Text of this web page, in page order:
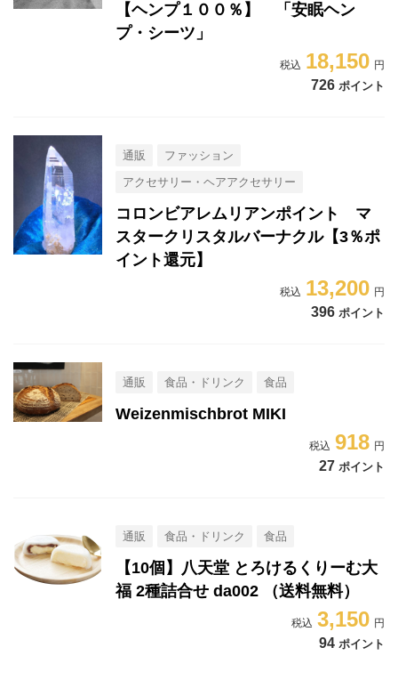
【ヘンプ１００％】 「安眠ヘン
プ・シーツ」
18,150
726 ポイント
通販
ファッション
アクセサリー・ヘアアクセサリー
コロンビアレムリアンポイント マ
スタークリスタルバーナクル【3％ポ
イント還元】
13,200
396 ポイント
通販 食品・ドリンク 食品
Weizenmischbrot MIKI
918
27 ポイント
通販 食品・ドリンク 食品
【10個】八天堂 とろけるくりーむ大
福 2種詰合せ da002 （送料無料）
3,150
94 ポイント